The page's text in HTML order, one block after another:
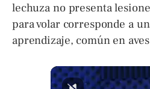
lechuza no presenta
para volar corresponde a
aprendizaje, común en